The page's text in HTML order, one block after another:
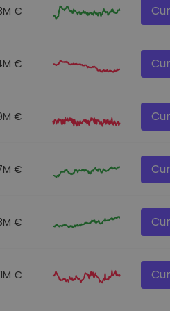
€
€
€
€
€
€